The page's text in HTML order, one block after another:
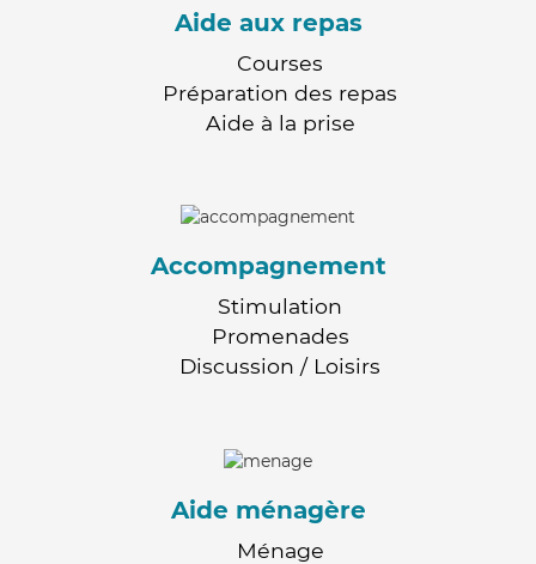
Aide aux repas
Courses
Préparation des repas
Aide à la prise
Accompagnement
Stimulation
Promenades
Discussion / Loisirs
Aide ménagère
Ménage